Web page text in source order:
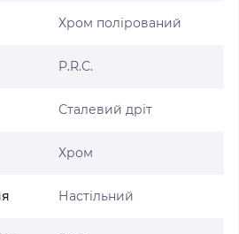
Хром полірований
P.R.C.
Сталевий дріт
Хром
Настільний